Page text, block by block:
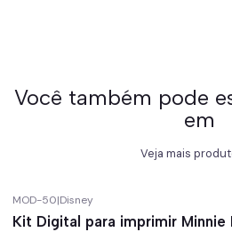
Você também pode
em
Veja mais
MOD-50|Disney
Kit Digital para imprimir Minnie